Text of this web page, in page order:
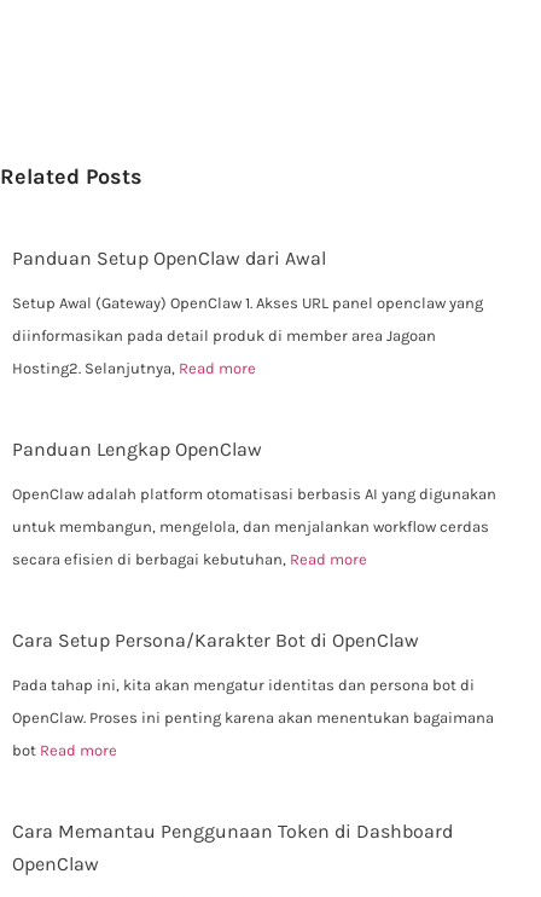
Related Posts
Panduan Setup OpenClaw dari Awal
Setup Awal (Gateway) OpenClaw 1. Akses URL panel openclaw yang
diinformasikan pada detail produk di member area Jagoan
Hosting2. Selanjutnya, Read more
Panduan Lengkap OpenClaw
OpenClaw adalah platform otomatisasi berbasis AI yang digunakan
untuk membangun, mengelola, dan menjalankan workflow cerdas
secara efisien di berbagai kebutuhan, Read more
Cara Setup Persona/Karakter Bot di OpenClaw
Pada tahap ini, kita akan mengatur identitas dan persona bot di
OpenClaw. Proses ini penting karena akan menentukan bagaimana
bot Read more
Cara Memantau Penggunaan Token di Dashboard
OpenClaw